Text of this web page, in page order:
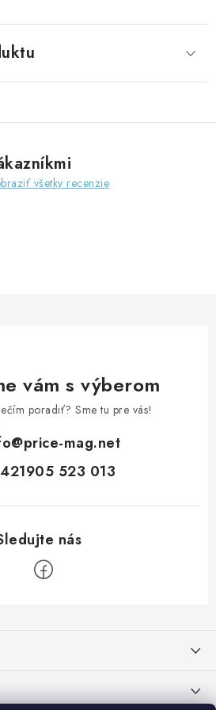
všetky recenzie
vám s výberom
poradiť? Sme tu pre vás!
@price-mag.net
523 013